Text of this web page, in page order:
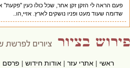
פעם הראה לי הזקן זקן אחר, שכל כולו כעין "פקעת"
שדומה שעוד מעט ופניו נושקים לארץ. אזיי,הו..
ראשי|אתרי עזר|אודות חידוש|פרסם